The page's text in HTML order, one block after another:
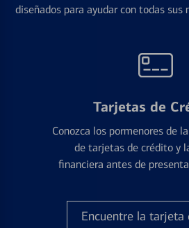
diseñados para ayudar con todas sus
Tarjetas de
Conozca los pormenores de
de tarjetas de crédito y
financiera antes de
Encuentre la tarjeta